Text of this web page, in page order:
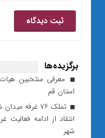
برگزیده‌ها
معرفی منتخبین
استان قم
انتقاد از ادامه
شهر